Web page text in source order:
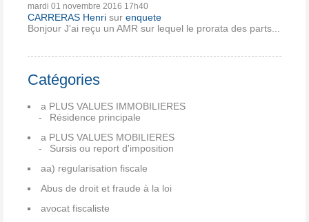
mardi 01 novembre 2016 17h40
CARRERAS Henri sur enquete
Bonjour J'ai reçu un AMR sur lequel le prorata des parts...
Catégories
a PLUS VALUES IMMOBILIERES
Résidence principale
a PLUS VALUES MOBILIERES
Sursis ou report d'imposition
aa) regularisation fiscale
Abus de droit et fraude à la loi
avocat fiscaliste